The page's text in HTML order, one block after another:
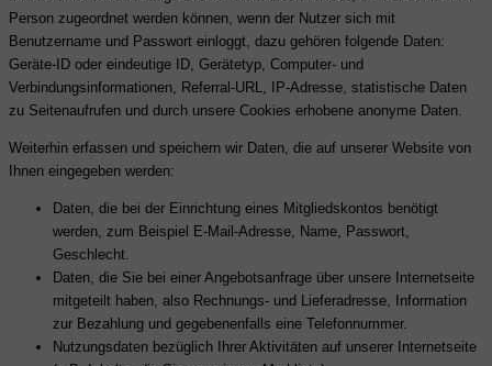
Person zugeordnet werden können, wenn der Nutzer sich mit
Benutzername und Passwort einloggt, dazu gehören folgende Daten:
Geräte-ID oder eindeutige ID, Gerätetyp, Computer- und
Verbindungsinformationen, Referral-URL, IP-Adresse, statistische Daten
zu Seitenaufrufen und durch unsere Cookies erhobene anonyme Daten.
Weiterhin erfassen und speichern wir Daten, die auf unserer Website von
Ihnen eingegeben werden:
Daten, die bei der Einrichtung eines Mitgliedskontos benötigt
werden, zum Beispiel E-Mail-Adresse, Name, Passwort,
Geschlecht.
Daten, die Sie bei einer Angebotsanfrage über unsere Internetseite
mitgeteilt haben, also Rechnungs- und Lieferadresse, Information
zur Bezahlung und gegebenenfalls eine Telefonnummer.
Nutzungsdaten bezüglich Ihrer Aktivitäten auf unserer Internetseite